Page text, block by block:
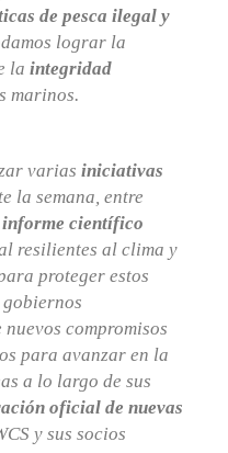
de pesca ilegal y
lograr la
la integridad
marinos.
varias iniciativas
la semana, entre
informe científico
resilientes al clima y
proteger estos
compromisos
para avanzar en la
a lo largo de sus
oficial de nuevas
y sus socios